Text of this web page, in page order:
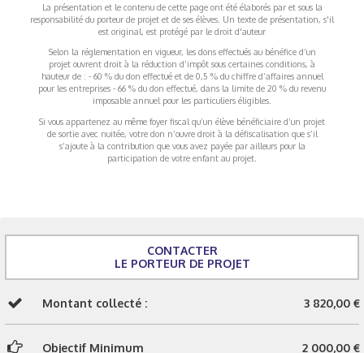
La présentation et le contenu de cette page ont été élaborés par et sous la
responsabilité du porteur de projet et de ses élèves. Un texte de présentation, s'il
est original, est protégé par le droit d'auteur
Selon la réglementation en vigueur, les dons effectués au bénéfice d’un
projet ouvrent droit à la réduction d’impôt sous certaines conditions, à
hauteur de : - 60 % du don effectué et de 0,5 % du chiffre d’affaires annuel
pour les entreprises - 66 % du don effectué, dans la limite de 20 % du revenu
imposable annuel pour les particuliers éligibles.
Si vous appartenez au même foyer fiscal qu’un élève bénéficiaire d’un projet
de sortie avec nuitée, votre don n’ouvre droit à la défiscalisation que s’il
s’ajoute à la contribution que vous avez payée par ailleurs pour la
participation de votre enfant au projet.
CONTACTER
LE PORTEUR DE PROJET
Montant collecté : 3 820,00 €
Objectif Minimum 2 000,00 €